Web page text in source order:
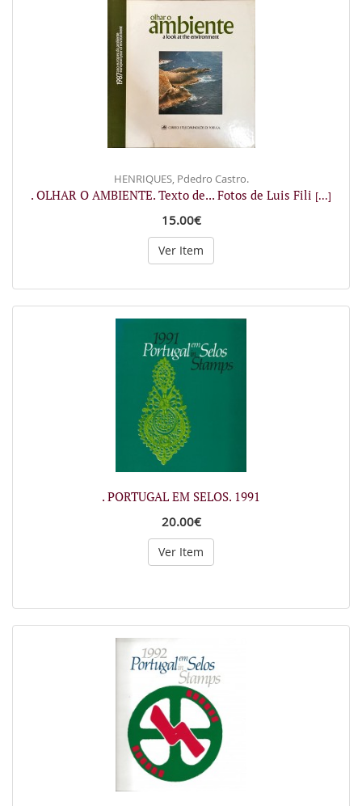
HENRIQUES, Pdedro Castro.
. OLHAR O AMBIENTE. Texto de... Fotos de Luis Fili [...]
15.00€
Ver Item
. PORTUGAL EM SELOS. 1991
20.00€
Ver Item